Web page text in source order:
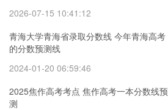
2026-07-15 10:41:12
青海大学青海省录取分数线 今年青海高考
的分数预测线
2024-01-20 06:59:46
2025焦作高考考点 焦作高考一本分数线预
测